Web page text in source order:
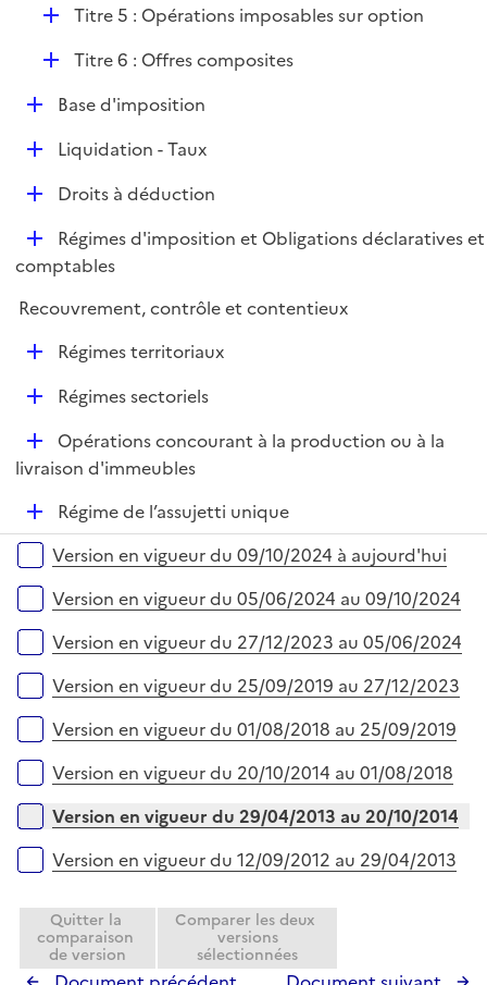
e
D
l
i
e
Titre 5 : Opérations imposables sur option
D
p
i
e
Titre 6 : Offres composites
D
r
Base d'imposition
D
e
r
Liquidation - Taux
D
l
e
Droits à déduction
D
é
l
Régimes d'imposition et Obligations déclaratives et
comptables
Recouvrement, contrôle et contentieux
D
e
Régimes territoriaux
D
l
r
Régimes sectoriels
D
é
e
r
Opérations concourant à la production ou à la
livraison d'immeubles
D
é
p
e
Régime de l’assujetti unique
Versions sur la période
Version en vigueur du 09/10/2024 à aujourd'hui
Version en vigueur du 05/06/2024 au 09/10/2024
Version en vigueur du 27/12/2023 au 05/06/2024
Version en vigueur du 25/09/2019 au 27/12/2023
Version en vigueur du 01/08/2018 au 25/09/2019
Version en vigueur du 20/10/2014 au 01/08/2018
Version en vigueur du 29/04/2013 au 20/10/2014
Version en vigueur du 12/09/2012 au 29/04/2013
Quitter la
comparaison
de version
Comparer les deux
versions
sélectionnées